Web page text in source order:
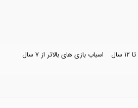
اسباب بازی های بالاتر از ۷ سال